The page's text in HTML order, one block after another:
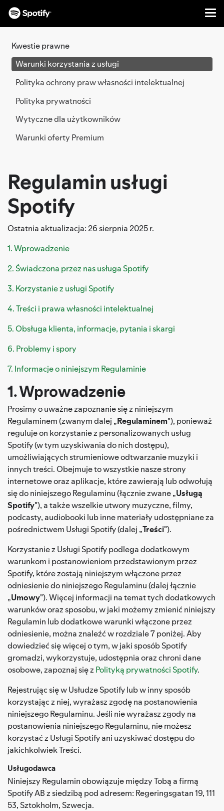
ZAWARTOŚCI
Kwestie prawne
Warunki korzystania z usługi
Polityka ochrony praw własności intelektualnej
Polityka prywatności
Wytyczne dla użytkowników
Warunki oferty Premium
Regulamin usługi
Spotify
Ostatnia aktualizacja: 26 sierpnia 2025 r.
1. Wprowadzenie
2. Świadczona przez nas usługa Spotify
3. Korzystanie z usługi Spotify
4. Treści i prawa własności intelektualnej
5. Obsługa klienta, informacje, pytania i skargi
6. Problemy i spory
7. Informacje o niniejszym Regulaminie
1. Wprowadzenie
Prosimy o uważne zapoznanie się z niniejszym
Regulaminem (zwanym dalej „Regulaminem"), ponieważ
reguluje on korzystanie z personalizowanych usług
Spotify (w tym uzyskiwania do nich dostępu),
umożliwiających strumieniowe odtwarzanie muzyki i
innych treści. Obejmuje to wszystkie nasze strony
internetowe oraz aplikacje, które zawierają lub odwołują
się do niniejszego Regulaminu (łącznie zwane „Usługą
Spotify"), a także wszelkie utwory muzyczne, filmy,
podcasty, audiobooki lub inne materiały udostępniane za
pośrednictwem Usługi Spotify (dalej „Treści").
Korzystanie z Usługi Spotify podlega dodatkowym
warunkom i postanowieniom przedstawionym przez
Spotify, które zostają niniejszym włączone przez
odniesienie do niniejszego Regulaminu (dalej łącznie
„Umowy"). Więcej informacji na temat tych dodatkowych
warunków oraz sposobu, w jaki możemy zmienić niniejszy
Regulamin lub dodatkowe warunki włączone przez
odniesienie, można znaleźć w rozdziale 7 poniżej. Aby
dowiedzieć się więcej o tym, w jaki sposób Spotify
gromadzi, wykorzystuje, udostępnia oraz chroni dane
osobowe, zapoznaj się z Polityką prywatności Spotify.
Rejestrując się w Usłudze Spotify lub w inny sposób
korzystając z niej, wyrażasz zgodę na postanowienia
niniejszego Regulaminu. Jeśli nie wyrażasz zgody na
postanowienia niniejszego Regulaminu, nie możesz
korzystać z Usługi Spotify ani uzyskiwać dostępu do
jakichkolwiek Treści.
Usługodawca
Niniejszy Regulamin obowiązuje między Tobą a firmą
Spotify AB z siedzibą pod adresem: Regeringsgatan 19, 111
53, Sztokholm, Szwecja.